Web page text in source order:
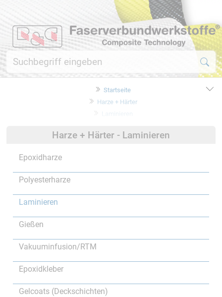
Startseite
Harze + Härter
Harze + Härter - Laminieren
Epoxidharze
Polyesterharze
Laminieren
Gießen
Vakuuminfusion/RTM
Epoxidkleber
Gelcoats (Deckschichten)